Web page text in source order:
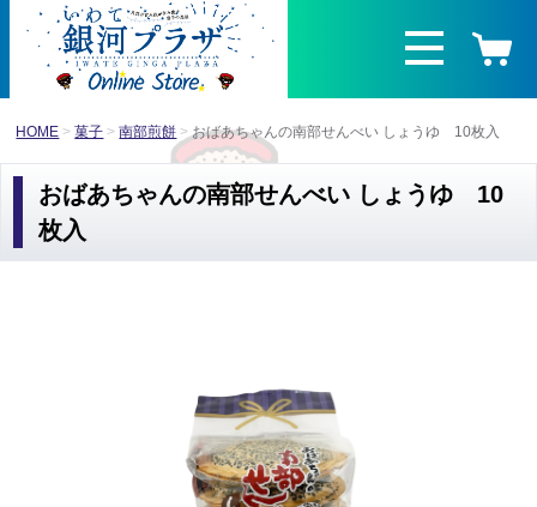
HOME 菓子 南部煎餅 おばあちゃんの南部せんべい しょうゆ 10枚入
おばあちゃんの南部せんべい しょうゆ 10
枚入